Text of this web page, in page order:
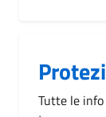
Tutte le